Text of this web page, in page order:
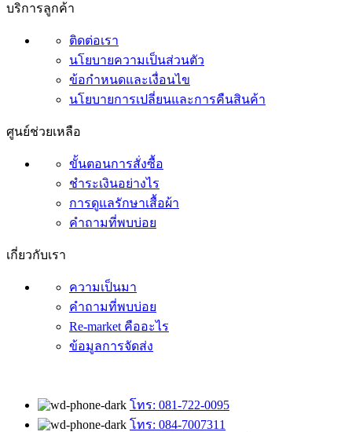
บริการลูกค้า
ติดต่อเรา
นโยบายความเป็นส่วนตัว
ข้อกำหนดและเงื่อนไข
นโยบายการเปลี่ยนและการคืนสินค้า
ศูนย์ช่วยเหลือ
ขั้นตอนการสั่งซื้อ
ชำระเงินอย่างไร
การดูแลรักษาเสื้อผ้า
คำถามที่พบบ่อย
เกี่ยวกับเรา
ความเป็นมา
คำถามที่พบบ่อย
Re-market คืออะไร
ข้อมูลการจัดส่ง
โทร: 081-722-0095
โทร: 084-7007311